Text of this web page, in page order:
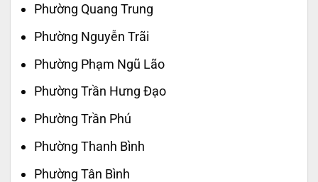
Phường Quang Trung
Phường Nguyễn Trãi
Phường Phạm Ngũ Lão
Phường Trần Hưng Đạo
Phường Trần Phú
Phường Thanh Bình
Phường Tân Bình